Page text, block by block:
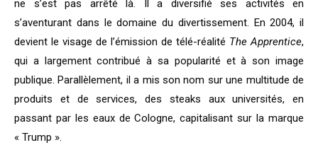
ne s’est pas arrêté là. Il a diversifié ses activités en
s’aventurant dans le domaine du divertissement. En 2004, il
devient le visage de l’émission de télé-réalité The Apprentice,
qui a largement contribué à sa popularité et à son image
publique. Parallèlement, il a mis son nom sur une multitude de
produits et de services, des steaks aux universités, en
passant par les eaux de Cologne, capitalisant sur la marque
« Trump ».